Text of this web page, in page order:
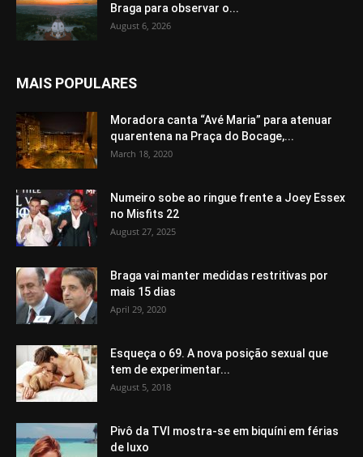
Braga para observar o...
August 6, 2026
MAIS POPULARES
Moradora canta “Avé Maria” para atenuar
quarentena na Praça do Bocage,...
March 18, 2020
Numeiro sobe ao ringue frente a Joey Essex
no Misfits 22
August 27, 2025
Braga vai manter medidas restritivas por
mais 15 dias
April 29, 2020
Esqueça o 69. A nova posição sexual que
tem de experimentar...
August 5, 2018
Pivô da TVI mostra-se em biquíni em férias
de luxo